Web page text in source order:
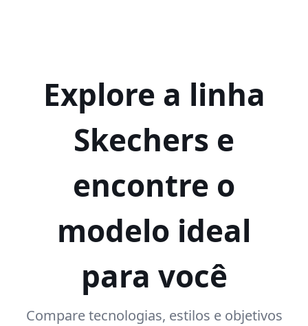
Explore a linha
Skechers e
encontre o
modelo ideal
para você
Compare tecnologias, estilos e objetivos